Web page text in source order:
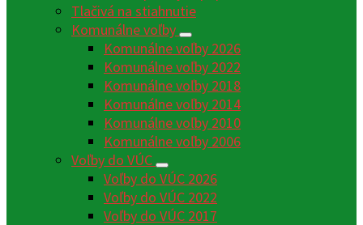
Tlačivá na stiahnutie
Komunálne voľby
Komunálne voľby 2026
Komunálne voľby 2022
Komunálne voľby 2018
Komunálne voľby 2014
Komunálne voľby 2010
Komunálne voľby 2006
Voľby do VÚC
Voľby do VÚC 2026
Voľby do VÚC 2022
Voľby do VÚC 2017